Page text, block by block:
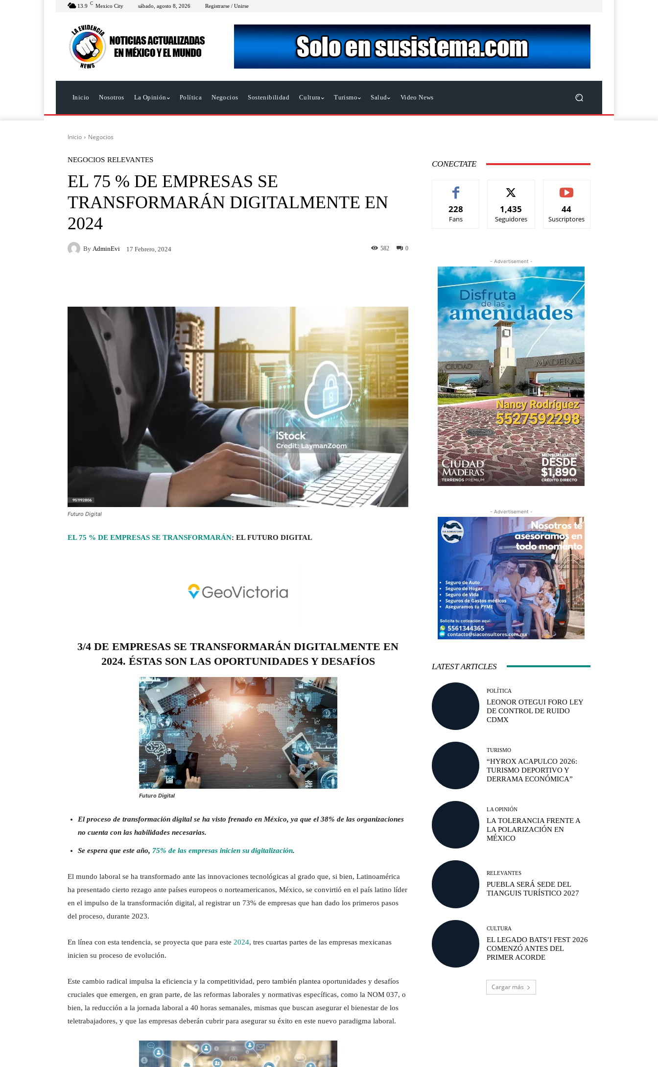
13.9 C Mexico City sábado, agosto 8, 2026 Registrarse / Unirse
Inicio Nosotros La Opinión Política Negocios Sostenibilidad Cultura Turismo Salud Video News
Inicio Negocios
NEGOCIOS RELEVANTES
EL 75 % DE EMPRESAS SE
TRANSFORMARÁN DIGITALMENTE EN
2024
By AdminEvi 17 Febrero, 2024 0
582
Futuro Digital
EL 75 % DE EMPRESAS SE TRANSFORMARÁN: EL FUTURO DIGITAL
3/4 DE EMPRESAS SE TRANSFORMARÁN DIGITALMENTE EN
2024. ÉSTAS SON LAS OPORTUNIDADES Y DESAFÍOS
Futuro Digital
El proceso de transformación digital se ha visto frenado en México, ya que el 38% de las organizaciones
no cuenta con las habilidades necesarias.
Se espera que este año, 75% de las empresas inicien su digitalización.
El mundo laboral se ha transformado ante las innovaciones tecnológicas al grado que, si bien, Latinoamérica
ha presentado cierto rezago ante países europeos o norteamericanos, México, se convirtió en el país latino líder
en el impulso de la transformación digital, al registrar un 73% de empresas que han dado los primeros pasos
del proceso, durante 2023.
En línea con esta tendencia, se proyecta que para este 2024, tres cuartas partes de las empresas mexicanas
inicien su proceso de evolución.
Este cambio radical impulsa la eficiencia y la competitividad, pero también plantea oportunidades y desafíos
cruciales que emergen, en gran parte, de las reformas laborales y normativas específicas, como la NOM 037, o
bien, la reducción a la jornada laboral a 40 horas semanales, mismas que buscan asegurar el bienestar de los
teletrabajadores, y que las empresas deberán cubrir para asegurar su éxito en este nuevo paradigma laboral.
CONECTATE
228
Fans
1,435
Seguidores
44
Suscriptores
- Advertisement -
- Advertisement -
LATEST ARTICLES
POLÍTICA
LEONOR OTEGUI FORO LEY
DE CONTROL DE RUIDO
CDMX
TURISMO
“HYROX ACAPULCO 2026:
TURISMO DEPORTIVO Y
DERRAMA ECONÓMICA”
LA OPINIÓN
LA TOLERANCIA FRENTE A
LA POLARIZACIÓN EN
MÉXICO
RELEVANTES
PUEBLA SERÁ SEDE DEL
TIANGUIS TURÍSTICO 2027
CULTURA
EL LEGADO BATS’I FEST 2026
COMENZÓ ANTES DEL
PRIMER ACORDE
Cargar más